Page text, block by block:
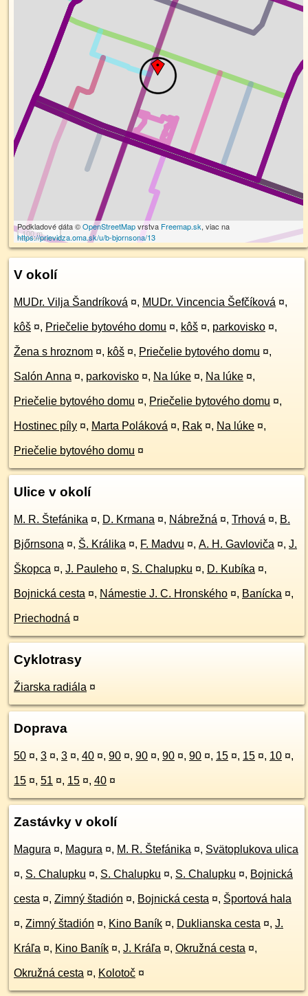
100 m
Podkladové dáta ©OpenStreetMapvrstva Freemap.sk, viac na
https://prievidza.oma.sk/u/b-bjornsona/13
V okolí
MUDr. Vilja Šandríková ¤, MUDr. Vincencia Šefčíková ¤,
kôš ¤, Priečelie bytového domu ¤, kôš ¤, parkovisko ¤,
Žena s hroznom ¤, kôš ¤, Priečelie bytového domu ¤,
Salón Anna ¤, parkovisko ¤, Na lúke ¤, Na lúke ¤,
Priečelie bytového domu ¤, Priečelie bytového domu ¤,
Hostinec píly ¤, Marta Poláková ¤, Rak ¤, Na lúke ¤,
Priečelie bytového domu ¤
Ulice v okolí
M. R. Štefánika ¤, D. Krmana ¤, Nábrežná ¤, Trhová ¤, B.
Bjőrnsona ¤, Š. Králika ¤, F. Madvu ¤, A. H. Gavloviča ¤, J.
Škopca ¤, J. Pauleho ¤, S. Chalupku ¤, D. Kubíka ¤,
Bojnická cesta ¤, Námestie J. C. Hronského ¤, Banícka ¤,
Priechodná ¤
Cyklotrasy
Žiarska radiála ¤
Doprava
50 ¤, 3 ¤, 3 ¤, 40 ¤, 90 ¤, 90 ¤, 90 ¤, 90 ¤, 15 ¤, 15 ¤, 10 ¤,
15 ¤, 51 ¤, 15 ¤, 40 ¤
Zastávky v okolí
Magura ¤, Magura ¤, M. R. Štefánika ¤, Svätoplukova ulica
¤, S. Chalupku ¤, S. Chalupku ¤, S. Chalupku ¤, Bojnická
cesta ¤, Zimný štadión ¤, Bojnická cesta ¤, Športová hala
¤, Zimný štadión ¤, Kino Baník ¤, Duklianska cesta ¤, J.
Kráľa ¤, Kino Baník ¤, J. Kráľa ¤, Okružná cesta ¤,
Okružná cesta ¤, Kolotoč ¤